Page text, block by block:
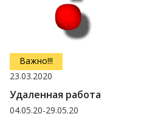
Новость
19.12.2018
Режим работы
на Новый год и Рождество